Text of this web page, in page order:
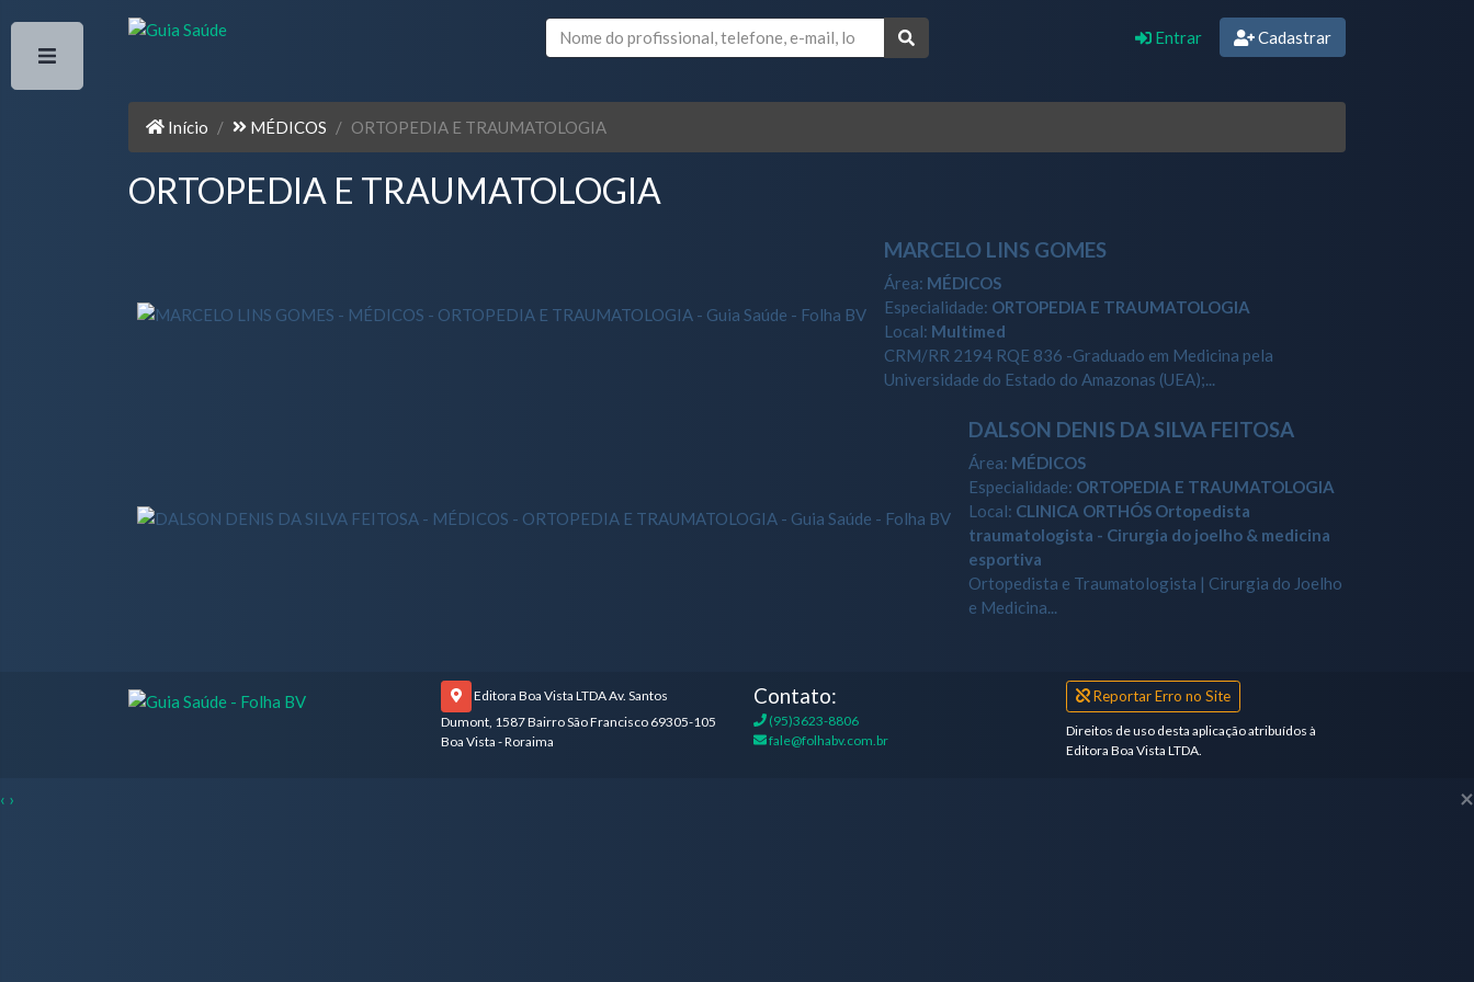
Entrar Cadastrar
Início MÉDICOS ORTOPEDIA E TRAUMATOLOGIA
ORTOPEDIA E TRAUMATOLOGIA
MARCELO LINS GOMES
Área: MÉDICOS
Especialidade: ORTOPEDIA E TRAUMATOLOGIA
Local: Multimed
CRM/RR 2194 RQE 836 -Graduado em Medicina pela
Universidade do Estado do Amazonas (UEA);...
DALSON DENIS DA SILVA FEITOSA
Área: MÉDICOS
Especialidade: ORTOPEDIA E TRAUMATOLOGIA
Local: CLINICA ORTHÓS Ortopedista
traumatologista - Cirurgia do joelho & medicina
esportiva
Ortopedista e Traumatologista | Cirurgia do Joelho
e Medicina...
Editora Boa Vista LTDA Av. Santos
Dumont, 1587 Bairro São Francisco 69305-105
Boa Vista - Roraima
Contato:
(95)3623-8806
fale@folhabv.com.br
Reportar Erro no Site
Direitos de uso desta aplicação atribuídos à
Editora Boa Vista LTDA.
‹ › ×